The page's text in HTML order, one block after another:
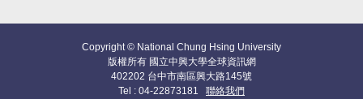
Copyright © National Chung Hsing University
版權所有 國立中興大學全球資訊網
402202 台中市南區興大路145號
Tel : 04-22873181 聯絡我們